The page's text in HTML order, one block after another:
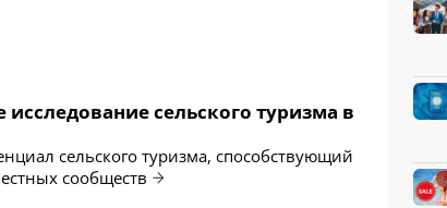
сельского туризма в
сельского туризма, способствующий
сообществ